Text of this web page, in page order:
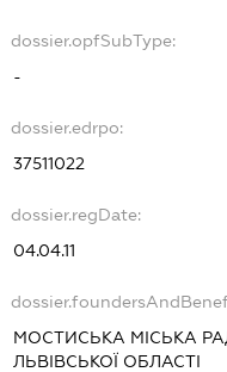
dossier.opfSubType:
-
dossier.edrpo:
37511022
dossier.regDate:
04.04.11
МОСТИСЬКА МІСЬКА
ЛЬВІВСЬКОЇ ОБЛАСТІ